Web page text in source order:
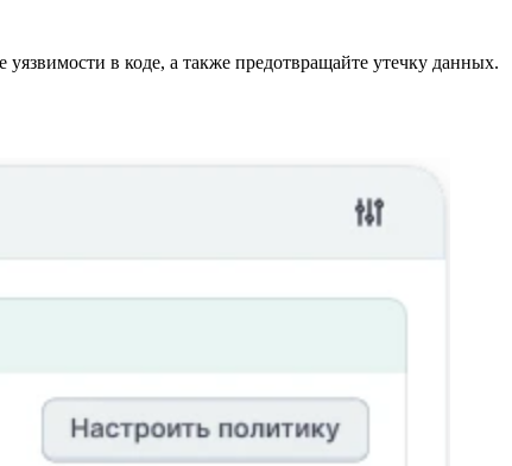
в коде, а также предотвращайте утечку данных.